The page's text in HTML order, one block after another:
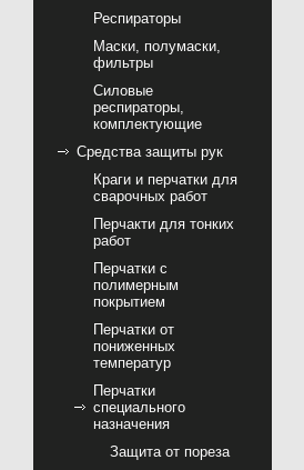
Респираторы
Маски, полумаски,
фильтры
Силовые
респираторы,
комплектующие
Средства защиты рук
Краги и перчатки для
сварочных работ
Перчакти для тонких
работ
Перчатки с
полимерным
покрытием
Перчатки от
пониженных
температур
Перчатки
специального
назначения
Защита от пореза